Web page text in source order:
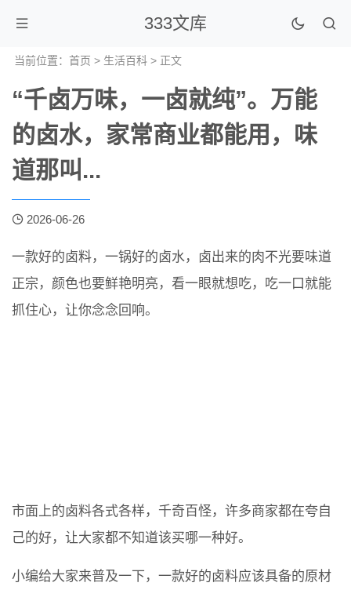
333文库
当前位置： 首页 > 生活百科 > 正文
“千卤万味，一卤就纯”。万能
的卤水，家常商业都能用，味
道那叫...
2026-06-26
一款好的卤料，一锅好的卤水，卤出来的肉不光要味道
正宗，颜色也要鲜艳明亮，看一眼就想吃，吃一口就能
抓住心，让你念念回响。
市面上的卤料各式各样，千奇百怪，许多商家都在夸自
己的好，让大家都不知道该买哪一种好。
小编给大家来普及一下，一款好的卤料应该具备的原材